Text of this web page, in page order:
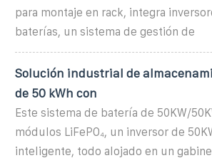
para montaje en rack, integra
baterías, un sistema de gestión de
Solución industrial de
de 50 kWh con
Este sistema de batería de 50KW/
módulos LiFePO₄, un inversor de
inteligente, todo alojado en un